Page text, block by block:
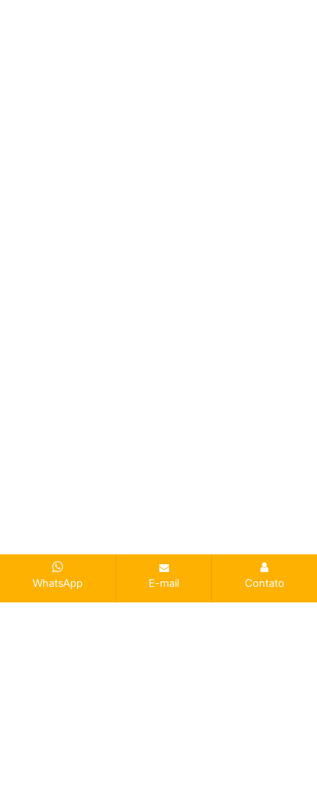
WhatsApp E-mail Contato